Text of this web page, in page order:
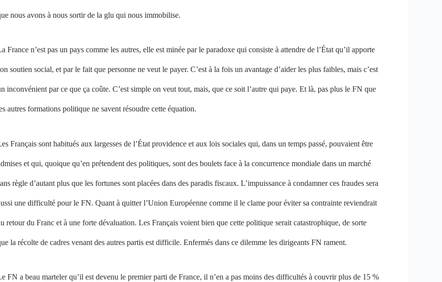
nous avons à nous sortir de la glu qui nous immobilise.
France n’est pas un pays comme les autres, elle est minée par le paradoxe qui consiste à attendre de l’État qu’il apporte
soutien social, et par le fait que personne ne veut le payer. C’est à la fois un avantage d’aider les plus faibles, mais c’est
inconvénient par ce que ça coûte. C’est simple on veut tout, mais, que ce soit l’autre qui paye. Et là, pas plus le FN que
autres formations politique ne savent résoudre cette équation.
Français sont habitués aux largesses de l’État providence et aux lois sociales qui, dans un temps passé, pouvaient être
et qui, quoique qu’en prétendent des politiques, sont des boulets face à la concurrence mondiale dans un marché
règle d’autant plus que les fortunes sont placées dans des paradis fiscaux. L’impuissance à condamner ces fraudes sera
une difficulté pour le FN. Quant à quitter l’Union Européenne comme il le clame pour éviter sa contrainte reviendrait
retour du Franc et à une forte dévaluation. Les Français voient bien que cette politique serait catastrophique, de sorte
la récolte de cadres venant des autres partis est difficile. Enfermés dans ce dilemme les dirigeants FN rament.
FN a beau marteler qu’il est devenu le premier parti de France, il n’en a pas moins des difficultés à couvrir plus de 15 %